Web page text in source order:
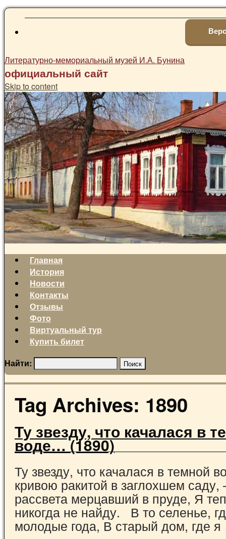
Литературно-мемориальный музей И.А. Бунина
официальный сайт
Skip to content
Главная
История
Новости
Контакты
Отзывы
Фото
Виртуальный тур
Купить билет
Найти:
Tag Archives: 1890
Ту звезду, что качалася в
воде… (1890)
Ту звезду, что качалася в темной
кривою ракитой в заглохшем
рассвета мерцавший в пруде, Я
никогда не найду. В то селенье,
молодые года, В старый дом, где